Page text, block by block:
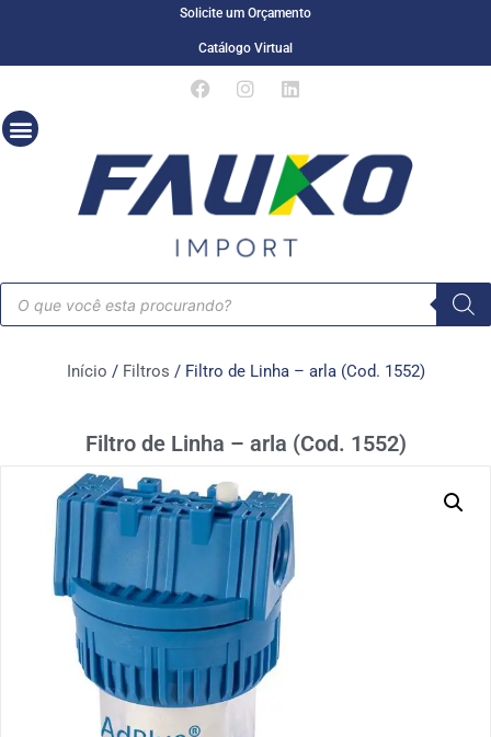
Solicite um Orçamento
Catálogo Virtual
Início / Filtros / Filtro de Linha – arla (Cod. 1552)
Filtro de Linha – arla (Cod. 1552)